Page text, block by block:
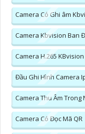
Camera Có Ghi âm
Camera Kbvision Ban
Camera H.265 KBvision
Đầu Ghi Hình Camera
Camera Thu Âm Trong
Camera Có Đọc Mã QR